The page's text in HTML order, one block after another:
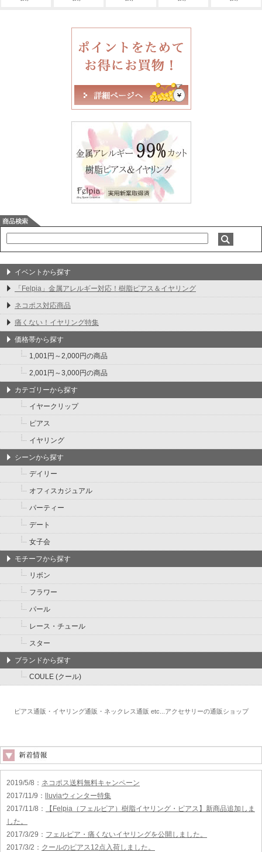
イベントから探す
「Felpia」金属アレルギー対応！樹脂ピアス＆イヤリング
ネコポス対応商品
痛くない！イヤリング特集
価格帯から探す
1,001円～2,000円の商品
2,001円～3,000円の商品
カテゴリーから探す
イヤークリップ
ピアス
イヤリング
シーンから探す
デイリー
オフィスカジュアル
パーティー
デート
女子会
モチーフから探す
リボン
フラワー
パール
レース・チュール
スター
ブランドから探す
COULE (クール)
ピアス通販・イヤリング通販・ネックレス通販 etc...アクセサリーの通販ショップ
2019/5/8 ： ネコポス送料無料キャンペーン
2017/11/9 ： lluviaウィンター特集
2017/11/8 ：
【Felpia（フェルピア）樹脂イヤリング・ピアス】新商品追加しま
した。
2017/3/29 ： フェルピア・痛くないイヤリングを公開しました。
2017/3/2 ： クールのピアス12点入荷しました。